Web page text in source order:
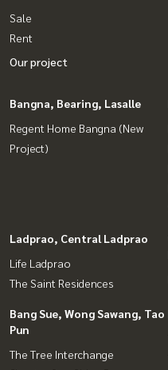
Sale
Rent
Our project
Bangna, Bearing, Lasalle
Regent Home Bangna (New
Project)
Ladprao, Central Ladprao
Life Ladprao
The Saint Residences
Bang Sue, Wong Sawang, Tao
Pun
The Tree Interchange